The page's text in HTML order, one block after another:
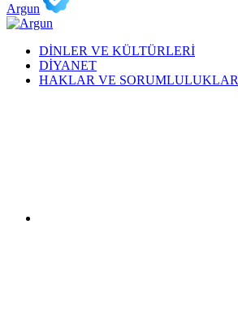
Argun
DİNLER VE KÜLTÜRLERİ
DİYANET
HAKLAR VE SORUMLULUKLAR